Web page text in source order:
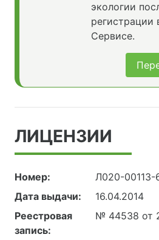
экологии
регистрации
Сервисе.
ЛИЦЕНЗИИ
Номер:
Л020-00113-
Дата выдачи:
16.04.2014
Реестровая
запись:
№ 44538 от